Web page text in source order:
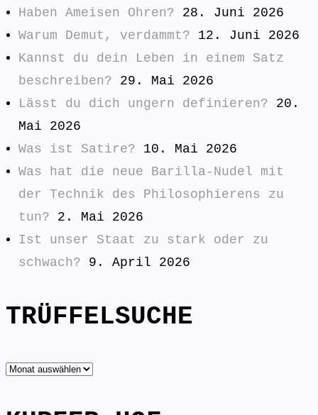
Haben Ameisen Ohren?
28. Juni 2026
Warum Demut, verdammt?
12. Juni 2026
Kannst du dein Leben in einem Satz
beschreiben?
29. Mai 2026
Lässt du dich ungern definieren?
20.
Mai 2026
Was ist Satire?
10. Mai 2026
Was hat die neue Barilla-Nudel mit
der Technik des Philosophierens zu
tun?
2. Mai 2026
Ist unser Staat zu stark oder zu
schwach?
9. April 2026
TRÜFFELSUCHE
TRÜFFELSUCHE